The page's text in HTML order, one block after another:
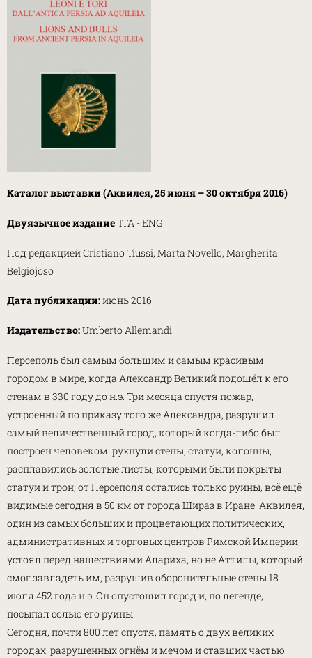
Каталог выставки (Аквилея, 25 июня – 30 октября 2016)
Двуязычное издание ITA - ENG
Под редакцией Cristiano Tiussi, Marta Novello, Margherita
Belgiojoso
Дата публикации:июнь 2016
Издательство:Umberto Allemandi
Персеполь был самым большим и самым красивым
городом в мире, когда Александр Великий подошёл к его
стенам в 330 году до н.э. Три месяца спустя пожар,
устроенный по приказу того же Александра, разрушил
самый величественный город, который когда-либо был
построен человеком: рухнули стены, статуи, колонны;
расплавились золотые листы, которыми были покрыты
статуи и трон; от Персеполя остались только руины, всё ещё
видимые сегодня в 50 км от города Шираз в Иране. Аквилея,
один из самых больших и процветающих политических,
административных и торговых центров Римской Империи,
устоял перед нашествиями Алариха, но не Аттилы, который
смог завладеть им, разрушив оборонительные стены 18
июля 452 года н.э. Он опустошил город и, по легенде,
посыпал солью его руины.
Сегодня, почти 800 лет спустя, память о двух великих
городах, разрушенных огнём и мечом и ставших частью